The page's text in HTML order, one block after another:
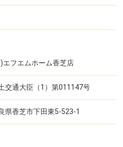
奈良県立病院機構奈良県西和
歩19分）
・徒歩10分）
（約1941m・徒歩25分）
・徒歩15分）
店（約1062m・徒歩14分）
フが親身に対応◆◇◆
…」そんな方も安心♪
サポートしますので、何でも
に、ローン審査に通らなかっ
エフエムホーム香芝店
交通大臣（1）第011147号
県香芝市下田東5-523-1